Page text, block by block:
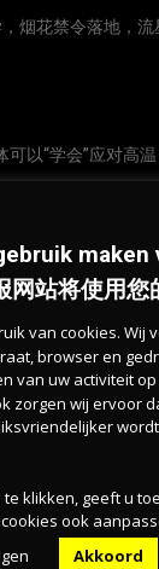
烟花禁令落地，流
以“学会”应对高温
荷兰经济，第二季
特水位创新低，荷
maken
网站将使用
van cookies. Wij
browser en
van uw activiteit
zorgen wij ervoor
klikken, geeft u
ook
Akkoord